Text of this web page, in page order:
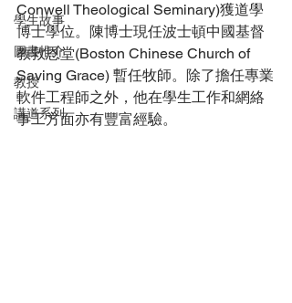
學生故事
圖書推介
教授
講道系列
Conwell Theological Seminary)獲道學
博士學位。陳博士現任波士頓中國基督
教救恩堂(Boston Chinese Church of
Saving Grace) 暫任牧師。除了擔任專業
軟件工程師之外，他在學生工作和網絡
事工方面亦有豐富經驗。